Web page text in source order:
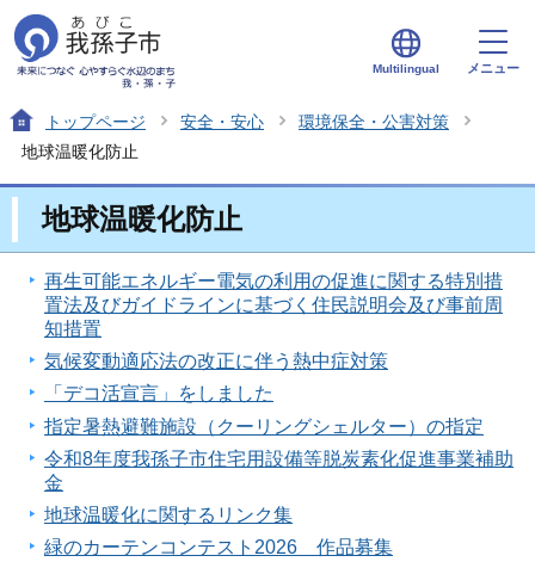
Multilingual メニュー
トップページ 安全・安心
環境保全・公害対策
地球温暖化防止
地球温暖化防止
再生可能エネルギー電気の利用の促進に関する特別措
置法及びガイドラインに基づく住民説明会及び事前周
知措置
気候変動適応法の改正に伴う熱中症対策
「デコ活宣言」をしました
指定暑熱避難施設（クーリングシェルター）の指定
令和8年度我孫子市住宅用設備等脱炭素化促進事業補助
金
地球温暖化に関するリンク集
緑のカーテンコンテスト2026 作品募集